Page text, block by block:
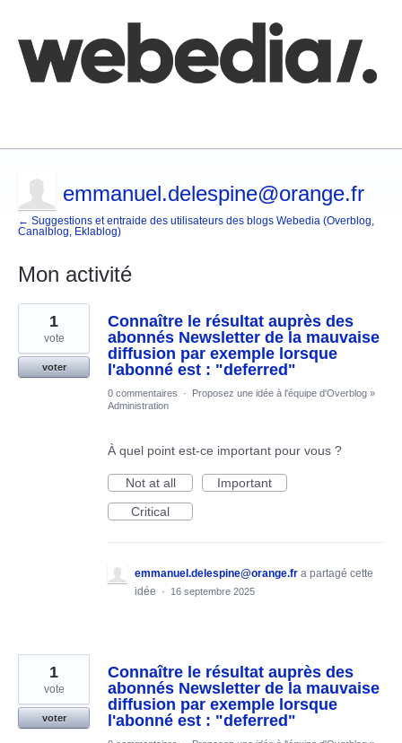
emmanuel.delespine@orange.fr
← Suggestions et entraide des utilisateurs des blogs Webedia (Overblog,
Canalblog, Eklablog)
Mon activité
2
résultats
trouvés
Connaître le résultat auprès des
abonnés Newsletter de la mauvaise
diffusion par exemple lorsque
l'abonné est : "deferred"
1
vote
voter
0 commentaires · Proposez une idée à l'équipe d'Overblog »
Administration
À quel point est-ce important pour vous ?
Not at all
Important
Critical
emmanuel.delespine@orange.fr a partagé cette
idée · 16 septembre 2025
Connaître le résultat auprès des
abonnés Newsletter de la mauvaise
diffusion par exemple lorsque
l'abonné est : "deferred"
1
vote
voter